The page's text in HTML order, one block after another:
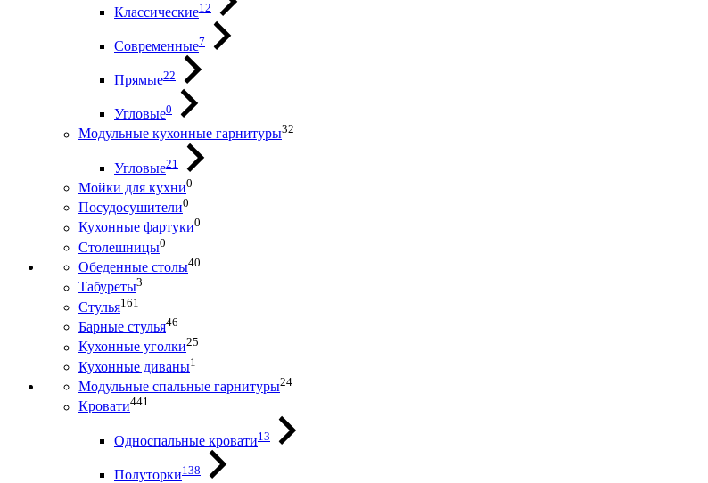
Классические12
Современные7
Прямые22
Угловые0
Модульные кухонные гарнитуры32
Угловые21
Мойки для кухни0
Посудосушители0
Кухонные фартуки0
Столешницы0
Обеденные столы40
Табуреты3
Стулья161
Барные стулья46
Кухонные уголки25
Кухонные диваны1
Модульные спальные гарнитуры24
Кровати441
Односпальные кровати13
Полуторки138